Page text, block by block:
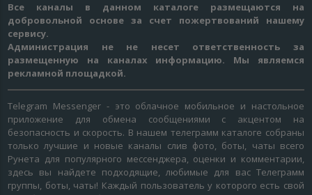
Все каналы в данном каталоге размещаются на
добровольной основе за счет пожертвований нашему
сервису.
Администрация не не несет ответственность за
размещенную на каналах информацию. Мы являемся
рекламной площадкой.
Telegram Messenger - это облачное мобильное и настольное
приложение для обмена сообщениями с акцентом на
безопасность и скорость. В нашем телеграмм каталоге собраны
только лучшие и новые каналы слив фото, боты, чаты всего
Рунета для популярного мессенджера, оценки и комментарии,
здесь вы найдете подходящие, любимые для вас Телеграмм
группы, боты, чаты! Каждый пользователь у которого есть свой